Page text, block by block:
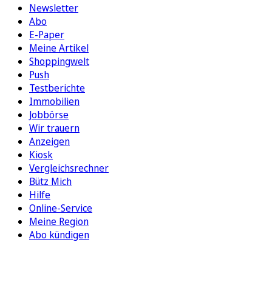
Newsletter
Abo
E-Paper
Meine Artikel
Shoppingwelt
Push
Testberichte
Immobilien
Jobbörse
Wir trauern
Anzeigen
Kiosk
Vergleichsrechner
Bütz Mich
Hilfe
Online-Service
Meine Region
Abo kündigen